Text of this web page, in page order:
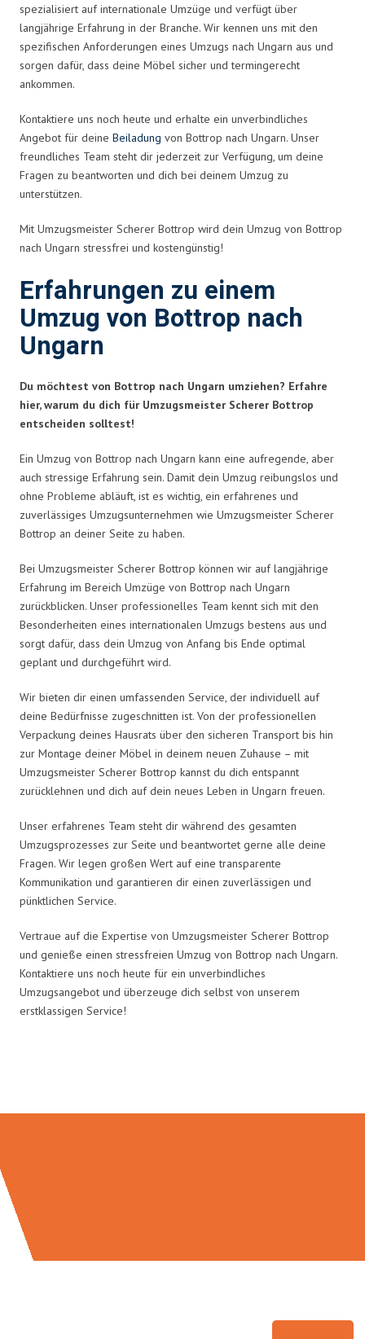
spezialisiert auf internationale Umzüge und verfügt über
langjährige Erfahrung in der Branche. Wir kennen uns mit den
spezifischen Anforderungen eines Umzugs nach Ungarn aus und
sorgen dafür, dass deine Möbel sicher und termingerecht
ankommen.
Kontaktiere uns noch heute und erhalte ein unverbindliches
Angebot für deine Beiladung von Bottrop nach Ungarn. Unser
freundliches Team steht dir jederzeit zur Verfügung, um deine
Fragen zu beantworten und dich bei deinem Umzug zu
unterstützen.
Mit Umzugsmeister Scherer Bottrop wird dein Umzug von Bottrop
nach Ungarn stressfrei und kostengünstig!
Erfahrungen zu einem
Umzug von Bottrop nach
Ungarn
Du möchtest von Bottrop nach Ungarn umziehen? Erfahre
hier, warum du dich für Umzugsmeister Scherer Bottrop
entscheiden solltest!
Ein Umzug von Bottrop nach Ungarn kann eine aufregende, aber
auch stressige Erfahrung sein. Damit dein Umzug reibungslos und
ohne Probleme abläuft, ist es wichtig, ein erfahrenes und
zuverlässiges Umzugsunternehmen wie Umzugsmeister Scherer
Bottrop an deiner Seite zu haben.
Bei Umzugsmeister Scherer Bottrop können wir auf langjährige
Erfahrung im Bereich Umzüge von Bottrop nach Ungarn
zurückblicken. Unser professionelles Team kennt sich mit den
Besonderheiten eines internationalen Umzugs bestens aus und
sorgt dafür, dass dein Umzug von Anfang bis Ende optimal
geplant und durchgeführt wird.
Wir bieten dir einen umfassenden Service, der individuell auf
deine Bedürfnisse zugeschnitten ist. Von der professionellen
Verpackung deines Hausrats über den sicheren Transport bis hin
zur Montage deiner Möbel in deinem neuen Zuhause – mit
Umzugsmeister Scherer Bottrop kannst du dich entspannt
zurücklehnen und dich auf dein neues Leben in Ungarn freuen.
Unser erfahrenes Team steht dir während des gesamten
Umzugsprozesses zur Seite und beantwortet gerne alle deine
Fragen. Wir legen großen Wert auf eine transparente
Kommunikation und garantieren dir einen zuverlässigen und
pünktlichen Service.
Vertraue auf die Expertise von Umzugsmeister Scherer Bottrop
und genieße einen stressfreien Umzug von Bottrop nach Ungarn.
Kontaktiere uns noch heute für ein unverbindliches
Umzugsangebot und überzeuge dich selbst von unserem
erstklassigen Service!